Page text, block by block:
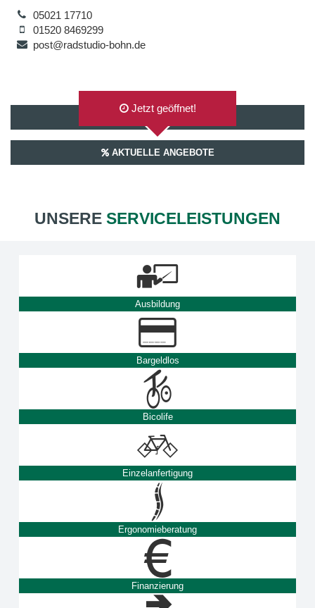
05021 17710
01520 8469299
post@radstudio-bohn.de
AUF GOOGLEMAPS ANZEIGEN
Jetzt geöffnet!
AKTUELLE ANGEBOTE
UNSERE SERVICELEISTUNGEN
Ausbildung
Bargeldlos
Bicolife
Einzelanfertigung
Ergonomieberatung
Finanzierung